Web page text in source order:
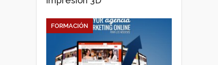
FORMACIÓN